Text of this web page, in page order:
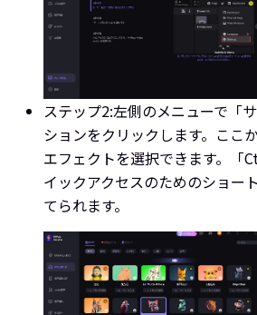
ステップ2:左側のメニューで「
ションをクリックします。ここ
エフェクトを選択できます。「
イックアクセスのためのショー
てられます。